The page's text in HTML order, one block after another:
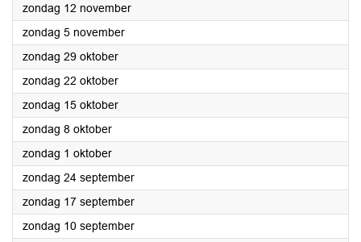
zondag 12 november2023
zondag 5 november2023
zondag 29 oktober2023
zondag 22 oktober2023
zondag 15 oktober2023
zondag 8 oktober2023
zondag 1 oktober2023
zondag 24 september2023
zondag 17 september2023
zondag 10 september2023